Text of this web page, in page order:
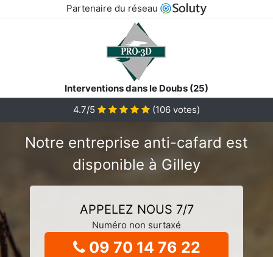
Partenaire du réseau
Interventions dans le Doubs (25)
4.7/5
(106 votes)
Notre entreprise anti-cafard est
disponible à Gilley
APPELEZ NOUS 7/7
Numéro non surtaxé
09 70 14 76 22